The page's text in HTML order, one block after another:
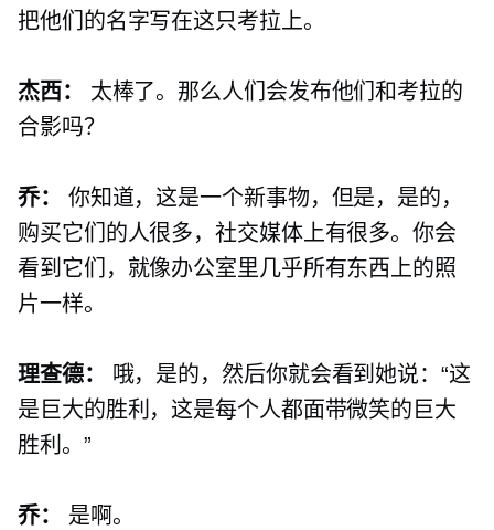
把他们的名字写在这只考拉上。
杰西：
太棒了。那么人们会发布他们和考拉的
合影吗？
乔：
你知道，这是一个新事物，但是，是的，
购买它们的人很多，社交媒体上有很多。你会
看到它们，就像办公室里几乎所有东西上的照
片一样。
理查德：
哦，是的，然后你就会看到她说：“这
是巨大的胜利，这是每个人都面带微笑的巨大
胜利。”
乔： 是啊。